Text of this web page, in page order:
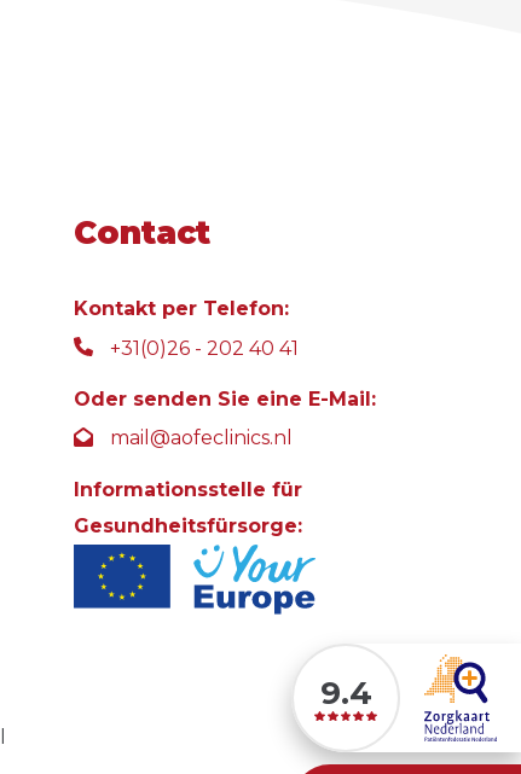
Contact
Kontakt per Telefon:
+31(0)26 - 202 40 41
Oder senden Sie eine E-Mail:
mail@aofeclinics.nl
Informationsstelle für
Gesundheitsfürsorge:
9.4